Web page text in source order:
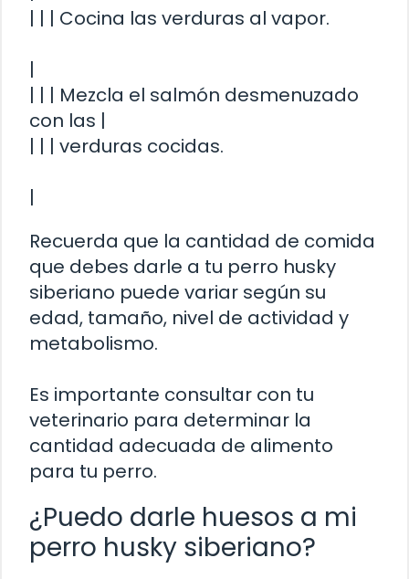
| | | Cocina las verduras al vapor.
|
| | | Mezcla el salmón desmenuzado
con las |
| | | verduras cocidas.
|
Recuerda que la cantidad de comida
que debes darle a tu perro husky
siberiano puede variar según su
edad, tamaño, nivel de actividad y
metabolismo.
Es importante consultar con tu
veterinario para determinar la
cantidad adecuada de alimento
para tu perro.
¿Puedo darle huesos a mi
perro husky siberiano?